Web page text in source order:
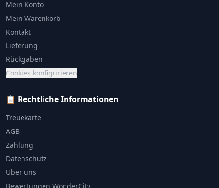
Mein Konto
Mein Warenkorb
Kontakt
Lieferung
Rückgaben
Cookies konfigurieren
📋 Rechtliche Informationen
Treuekarte
AGB
Zahlung
Datenschutz
Über uns
Bewertungen WonderCity